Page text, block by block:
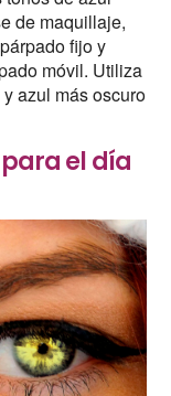
de maquillaje,
fijo y
móvil. Utiliza
azul más oscuro
el día